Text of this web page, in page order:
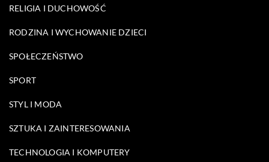
RELIGIA I DUCHOWOŚĆ
RODZINA I WYCHOWANIE DZIECI
SPOŁECZEŃSTWO
SPORT
STYL I MODA
SZTUKA I ZAINTERESOWANIA
TECHNOLOGIA I KOMPUTERY